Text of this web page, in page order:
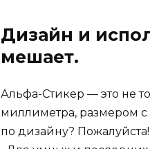
Дизайн и
мешает.
Альфа-Стикер — это не
миллиметра, размером с
по дизайну?